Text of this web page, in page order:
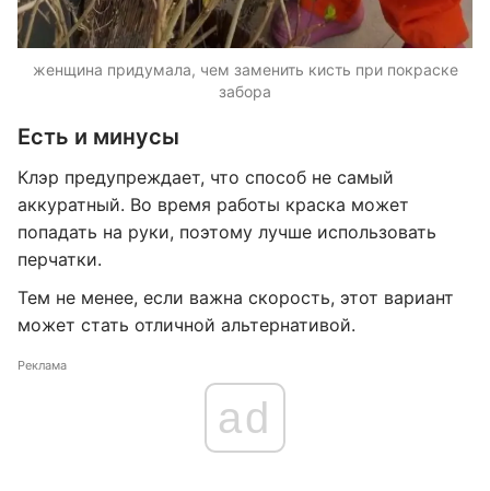
женщина придумала, чем заменить кисть при покраске
забора
Есть и минусы
Клэр предупреждает, что способ не самый
аккуратный. Во время работы краска может
попадать на руки, поэтому лучше использовать
перчатки.
Тем не менее, если важна скорость, этот вариант
может стать отличной альтернативой.
Реклама
ad